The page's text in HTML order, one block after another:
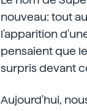
nouveau: tout
l'apparition
pensaient que
surpris devant
Aujourd'hui,